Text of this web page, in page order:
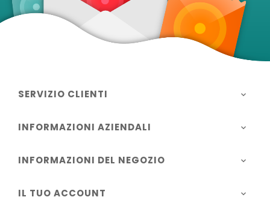
SERVIZIO CLIENTI 
INFORMAZIONI AZIENDALI 
INFORMAZIONI DEL NEGOZIO 
IL TUO ACCOUNT 